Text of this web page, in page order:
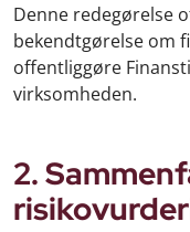
Denne redegørelse
bekendtgørelse om
offentliggøre
virksomheden.
2.